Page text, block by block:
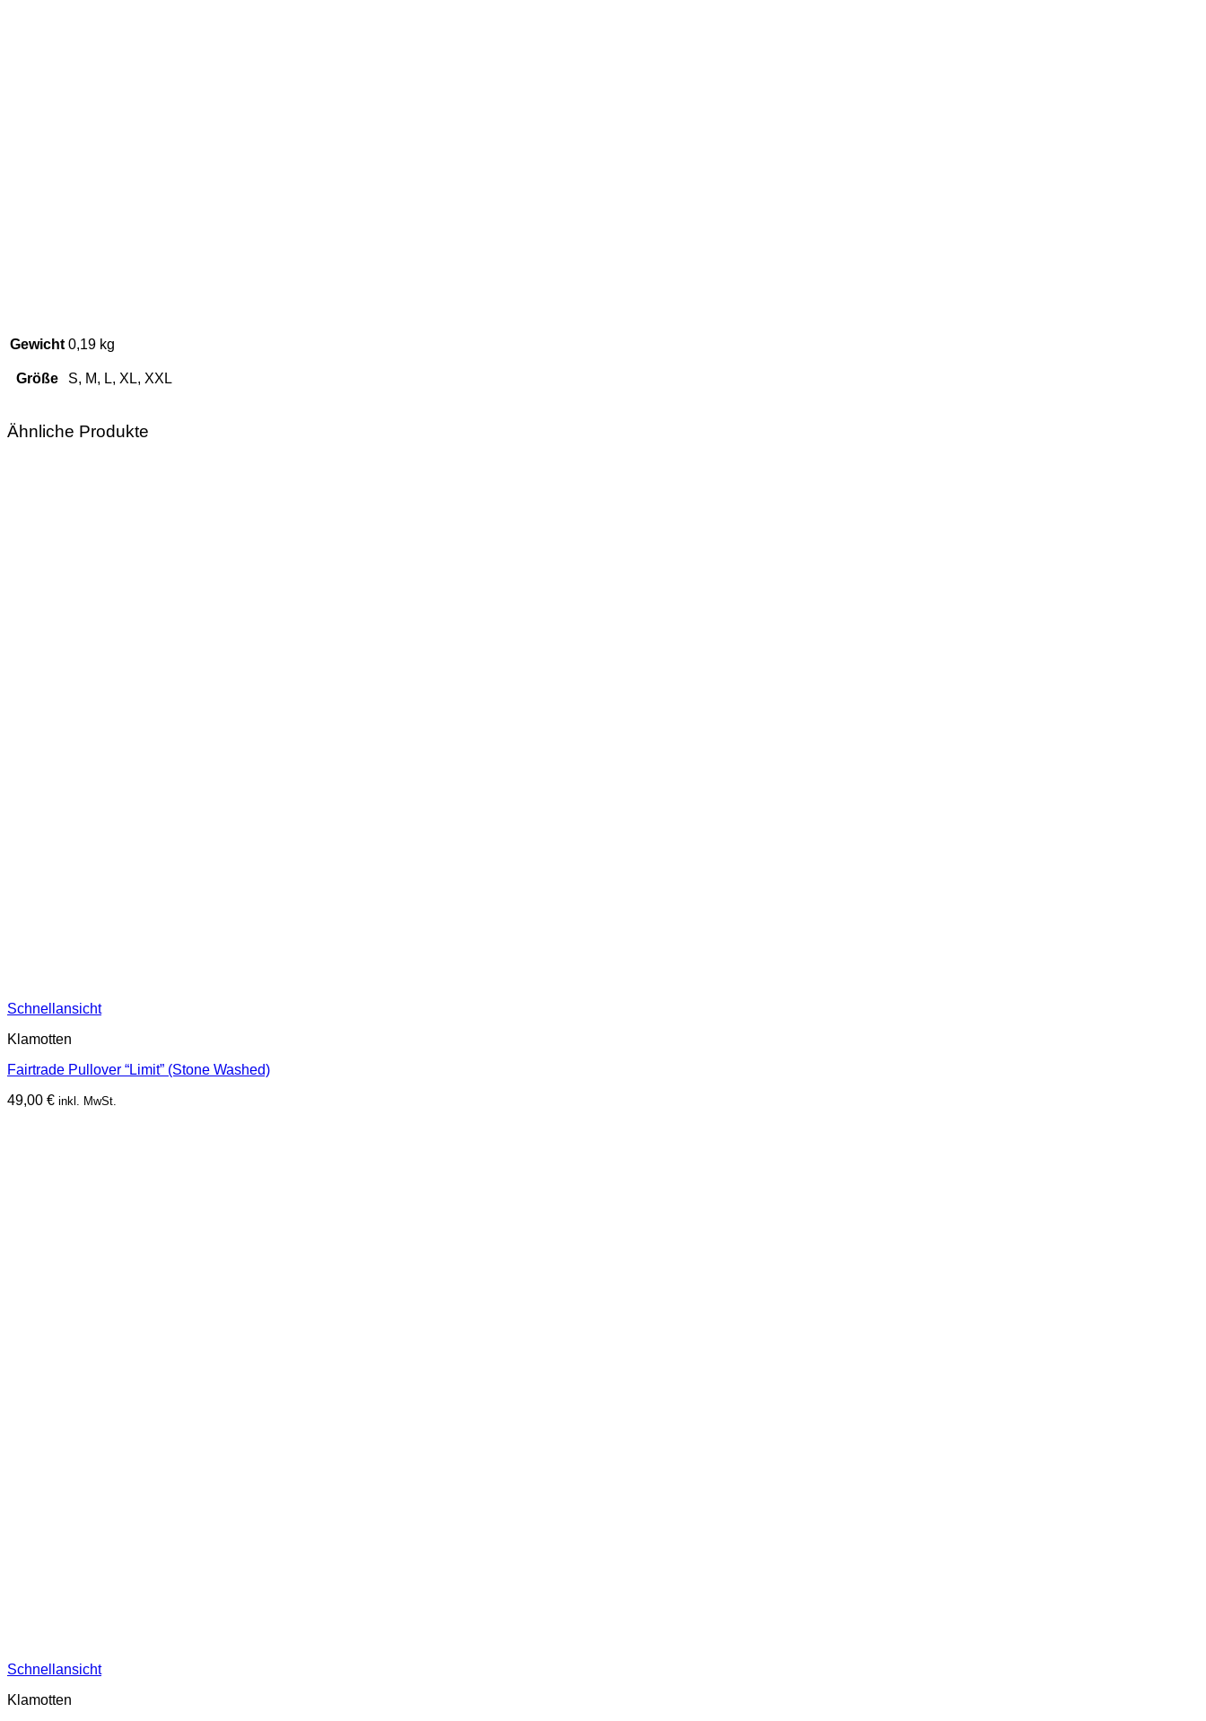
Gewicht 0,19 kg
Größe S, M, L, XL, XXL
Ähnliche Produkte
Schnellansicht
Klamotten
Fairtrade Pullover “Limit” (Stone Washed)
49,00 € inkl. MwSt.
Schnellansicht
Klamotten